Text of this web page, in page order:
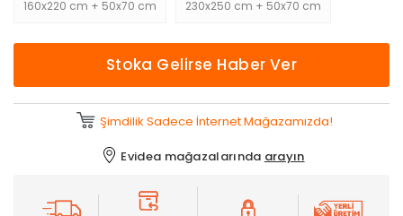
160x220 cm + 50x70 cm 230x250 cm + 50x70 cm
Stoka Gelirse Haber Ver
Şimdilik Sadece İnternet Mağazamızda!
Evidea mağazalarında arayın